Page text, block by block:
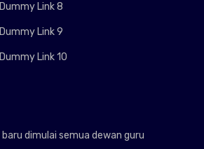
Dummy Link 8
Dummy Link 9
Dummy Link 10
dimulai semua dewan guru